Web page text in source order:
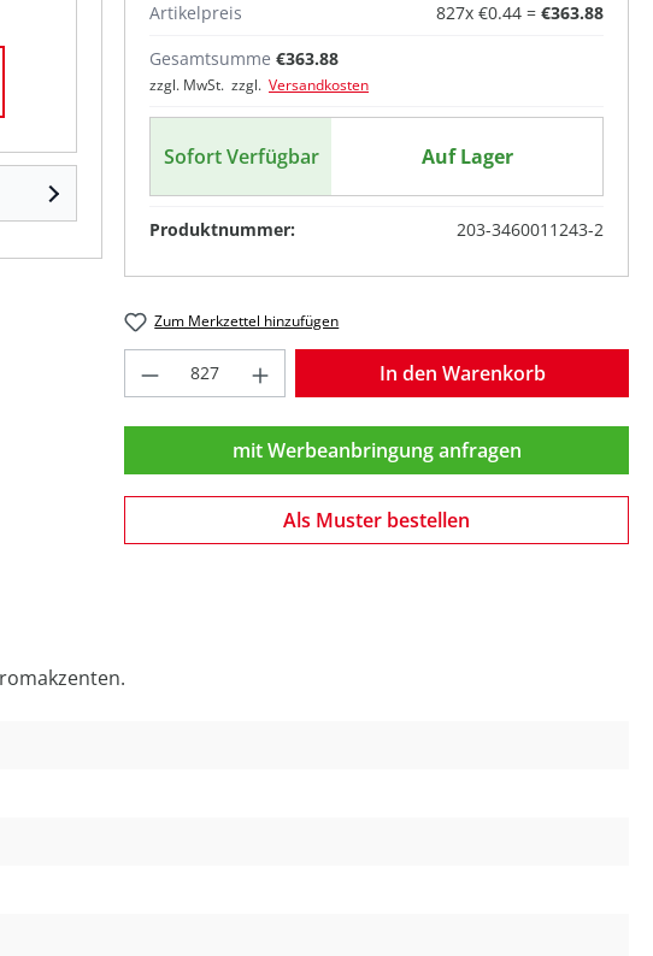
Artikelpreis 827x €0.44 = €363.88
Gesamtsumme €363.88
zzgl. MwSt. zzgl. Versandkosten
Sofort Verfügbar Auf Lager
Produktnummer: 203-3460011243-2
Zum Merkzettel hinzufügen
Produkt Anzahl: Gib denIn den Warenkorb
mit Werbeanbringung anfragen
Als Muster bestellen